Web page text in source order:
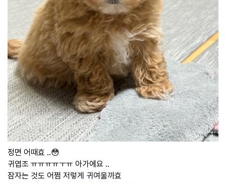
정면 어때효 ..😳
귀엽조 ㅠㅠㅠㅠㅜㅠ 아가에요 ..
잠자는 것도 어쩜 저렇게 귀여울까효